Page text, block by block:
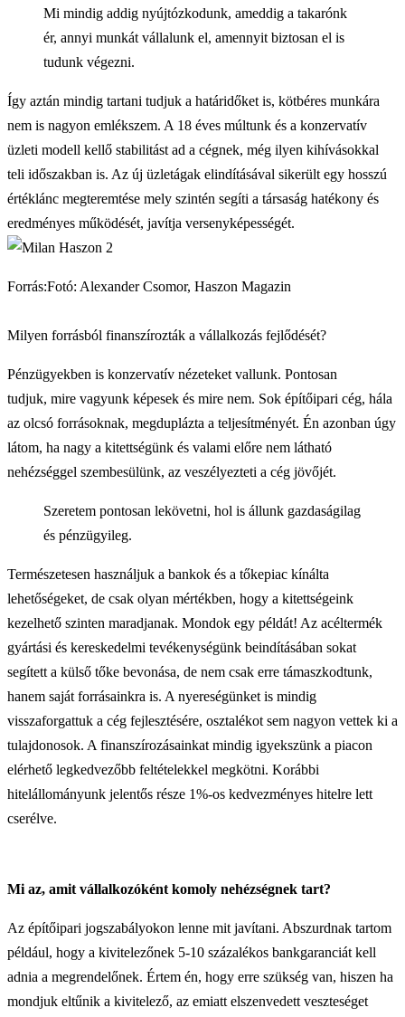
Mi mindig addig nyújtózkodunk, ameddig a takarónk
ér, annyi munkát vállalunk el, amennyit biztosan el is
tudunk végezni.
Így aztán mindig tartani tudjuk a határidőket is, kötbéres munkára
nem is nagyon emlékszem. A 18 éves múltunk és a konzervatív
üzleti modell kellő stabilitást ad a cégnek, még ilyen kihívásokkal
teli időszakban is. Az új üzletágak elindításával sikerült egy hosszú
értéklánc megteremtése mely szintén segíti a társaság hatékony és
eredményes működését, javítja versenyképességét.
Forrás:Fotó: Alexander Csomor, Haszon Magazin
Milyen forrásból finanszírozták a vállalkozás fejlődését?
Pénzügyekben is konzervatív nézeteket vallunk. Pontosan
tudjuk, mire vagyunk képesek és mire nem. Sok építőipari cég, hála
az olcsó forrásoknak, megduplázta a teljesítményét. Én azonban úgy
látom, ha nagy a kitettségünk és valami előre nem látható
nehézséggel szembesülünk, az veszélyezteti a cég jövőjét.
Szeretem pontosan lekövetni, hol is állunk gazdaságilag
és pénzügyileg.
Természetesen használjuk a bankok és a tőkepiac kínálta
lehetőségeket, de csak olyan mértékben, hogy a kitettségeink
kezelhető szinten maradjanak. Mondok egy példát! Az acéltermék
gyártási és kereskedelmi tevékenységünk beindításában sokat
segített a külső tőke bevonása, de nem csak erre támaszkodtunk,
hanem saját forrásainkra is. A nyereségünket is mindig
visszaforgattuk a cég fejlesztésére, osztalékot sem nagyon vettek ki a
tulajdonosok. A finanszírozásainkat mindig igyekszünk a piacon
elérhető legkedvezőbb feltételekkel megkötni. Korábbi
hitelállományunk jelentős része 1%-os kedvezményes hitelre lett
cserélve.
Mi az, amit vállalkozóként komoly nehézségnek tart?
Az építőipari jogszabályokon lenne mit javítani. Abszurdnak tartom
például, hogy a kivitelezőnek 5-10 százalékos bankgaranciát kell
adnia a megrendelőnek. Értem én, hogy erre szükség van, hiszen ha
mondjuk eltűnik a kivitelező, az emiatt elszenvedett veszteséget